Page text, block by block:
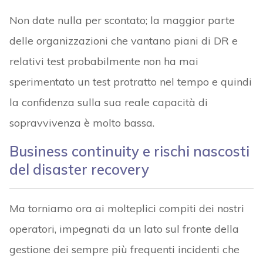
Non date nulla per scontato; la maggior parte
delle organizzazioni che vantano piani di DR e
relativi test probabilmente non ha mai
sperimentato un test protratto nel tempo e quindi
la confidenza sulla sua reale capacità di
sopravvivenza è molto bassa.
Business continuity e rischi nascosti
del disaster recovery
Ma torniamo ora ai molteplici compiti dei nostri
operatori, impegnati da un lato sul fronte della
gestione dei sempre più frequenti incidenti che